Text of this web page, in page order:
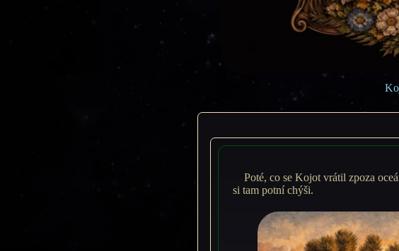
Poté, co se Kojot vrátil zpoza
si tam potní chýši.